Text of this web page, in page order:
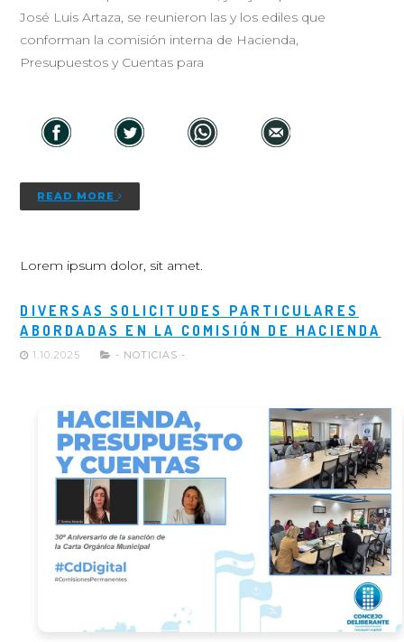
José Luis Artaza, se reunieron las y los ediles que
conforman la comisión interna de Hacienda,
Presupuestos y Cuentas para
READ MORE
Lorem ipsum dolor, sit amet.
DIVERSAS SOLICITUDES PARTICULARES
ABORDADAS EN LA COMISIÓN DE HACIENDA
1.10.2025 - NOTICIAS -